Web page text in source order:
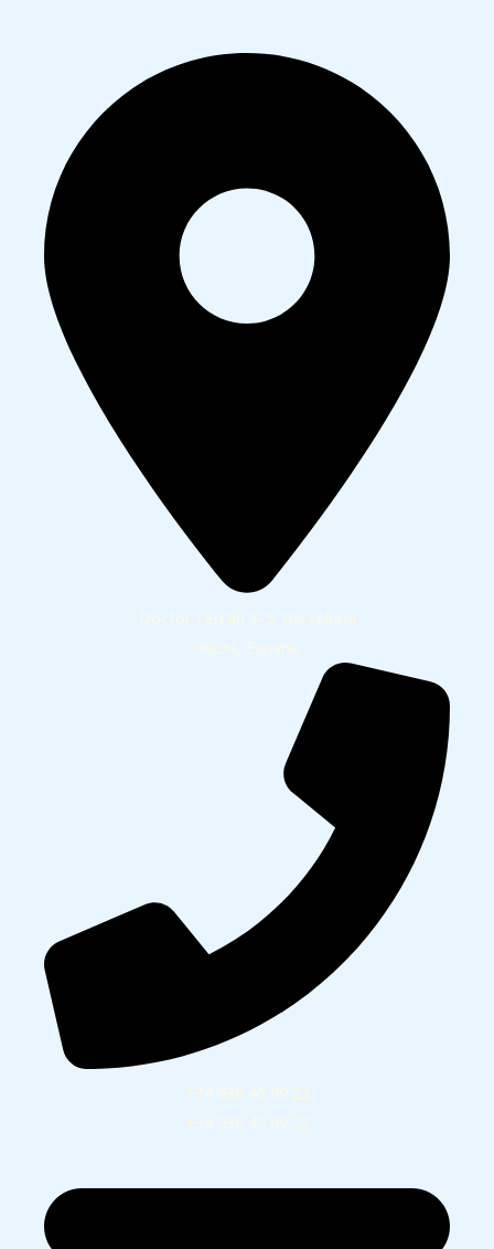
Doctor Ferran 3-5, Barcelona
08034, España.
+34 930 45 09 22
+34 930 45 09 22